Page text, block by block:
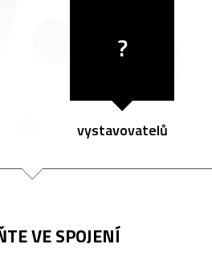
?
vystavovatelů
VE SPOJENÍ